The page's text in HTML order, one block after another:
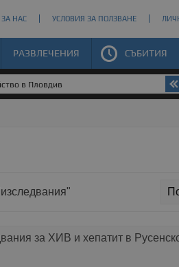
ЗА НАС УСЛОВИЯ ЗА ПОЛЗВАНЕ
РАЗВЛЕЧЕНИЯ СЪБИТИЯ
в Пловдив
за ХИВ и хепатит в